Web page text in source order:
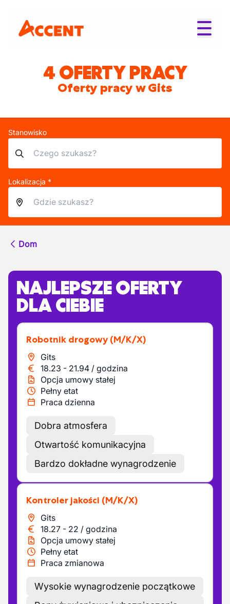
4 OFERTY PRACY
Oferty pracy w Gits
Stanowisko
Lokalizacja *
Dom
NAJLEPSZE OFERTY
DLA CIEBIE
Robotnik drogowy (M/K/X)
Gits
18.23 - 21.94 / godzina
Opcja umowy stałej
Pełny etat
Praca dzienna
Dobra atmosfera
Otwartość komunikacyjna
Bardzo dokładne wynagrodzenie
Kontroler jakości (M/K/X)
Gits
18.27 - 22 / godzina
Opcja umowy stałej
Pełny etat
Praca zmianowa
Wysokie wynagrodzenie początkowe